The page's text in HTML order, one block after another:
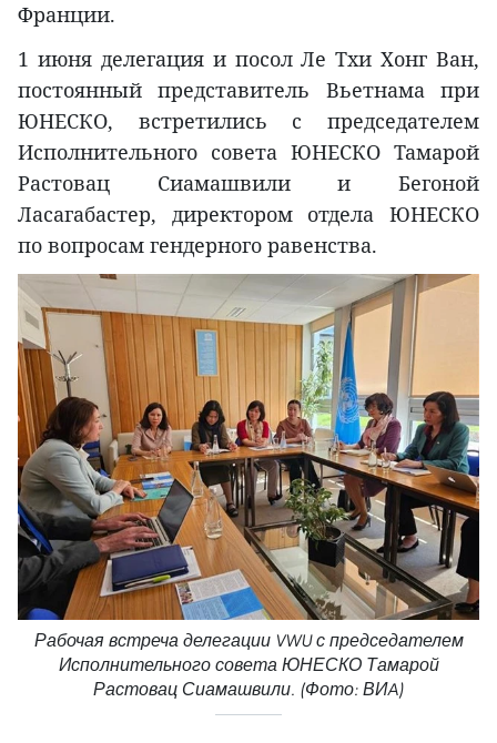
Франции.
1 июня делегация и посол Ле Тхи Хонг Ван,
постоянный представитель Вьетнама при
ЮНЕСКО, встретились с председателем
Исполнительного совета ЮНЕСКО Тамарой
Растовац Сиамашвили и Бегоной
Ласагабастер, директором отдела ЮНЕСКО
по вопросам гендерного равенства.
Рабочая встреча делегации VWU с председателем
Исполнительного совета ЮНЕСКО Тамарой
Растовац Сиамашвили. (Фото: ВИA)